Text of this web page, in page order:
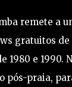
remete a
gratuitos
1980 e
pós-praia,